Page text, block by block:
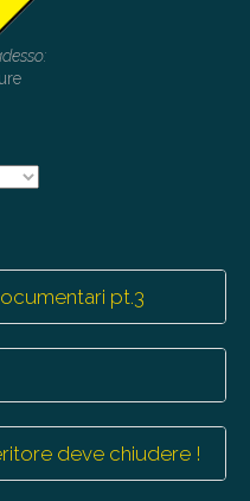
pt.3
deve chiudere !